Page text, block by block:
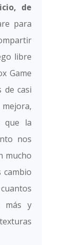
de
para
libre
Game
de casi
que la
nos
mucho
cambio
más y